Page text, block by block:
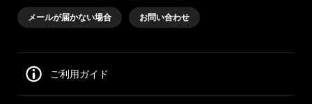
メールが届かない場合 お問い合わせ
ご利用ガイド